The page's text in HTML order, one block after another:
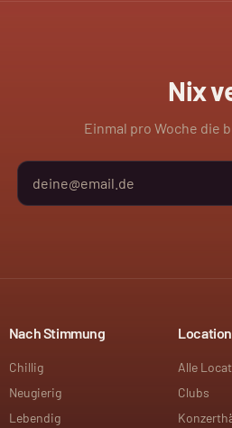
Nix
Einmal pro Woche die
Nach Stimmung
Chillig
Neugierig
Lebendig
Alle
Clubs